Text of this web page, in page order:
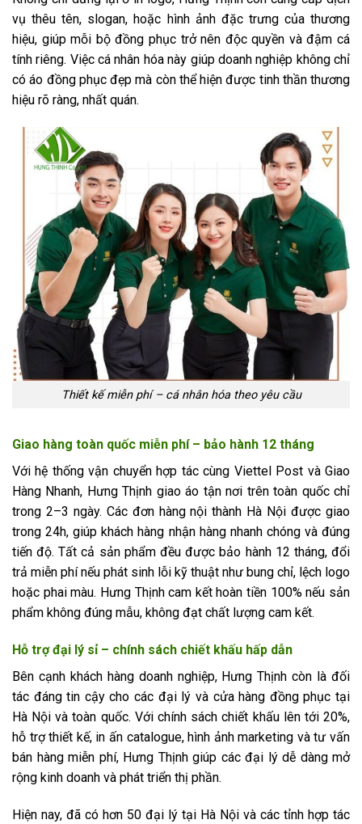
vụ thêu tên, slogan, hoặc hình ảnh đặc trưng của thương
hiệu, giúp mỗi bộ đồng phục trở nên độc quyền và đậm cá
tính riêng. Việc cá nhân hóa này giúp doanh nghiệp không chỉ
có áo đồng phục đẹp mà còn thể hiện được tinh thần thương
hiệu rõ ràng, nhất quán.
Thiết kế miễn phí – cá nhân hóa theo yêu cầu
Giao hàng toàn quốc miễn phí – bảo hành 12 tháng
Với hệ thống vận chuyển hợp tác cùng Viettel Post và Giao
Hàng Nhanh, Hưng Thịnh giao áo tận nơi trên toàn quốc chỉ
trong 2–3 ngày. Các đơn hàng nội thành Hà Nội được giao
trong 24h, giúp khách hàng nhận hàng nhanh chóng và đúng
tiến độ. Tất cả sản phẩm đều được bảo hành 12 tháng, đổi
trả miễn phí nếu phát sinh lỗi kỹ thuật như bung chỉ, lệch logo
hoặc phai màu. Hưng Thịnh cam kết hoàn tiền 100% nếu sản
phẩm không đúng mẫu, không đạt chất lượng cam kết.
Hỗ trợ đại lý sỉ – chính sách chiết khấu hấp dẫn
Bên cạnh khách hàng doanh nghiệp, Hưng Thịnh còn là đối
tác đáng tin cậy cho các đại lý và cửa hàng đồng phục tại
Hà Nội và toàn quốc. Với chính sách chiết khấu lên tới 20%,
hỗ trợ thiết kế, in ấn catalogue, hình ảnh marketing và tư vấn
bán hàng miễn phí, Hưng Thịnh giúp các đại lý dễ dàng mở
rộng kinh doanh và phát triển thị phần.
Hiện nay, đã có hơn 50 đại lý tại Hà Nội và các tỉnh hợp tác